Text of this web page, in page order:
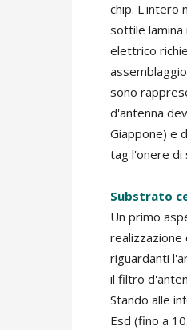
chip. L'intero
sottile lamina
elettrico
sono
d'antenna
Giappone) e
tag l'onere di
Substrato
Un primo
realizzazione
riguardanti
il filtro
Stando alle
Esd (fino a